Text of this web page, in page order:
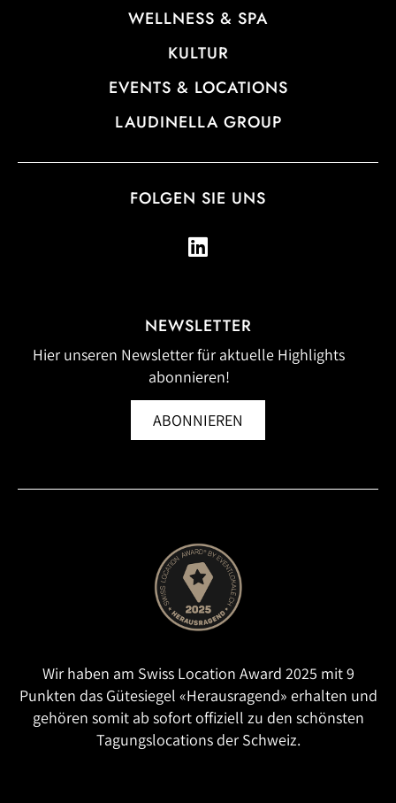
WELLNESS & SPA
KULTUR
EVENTS & LOCATIONS
LAUDINELLA GROUP
FOLGEN SIE UNS
NEWSLETTER
Hier unseren Newsletter für aktuelle Highlights
abonnieren!
ABONNIEREN
Wir haben am Swiss Location Award 2025 mit 9
Punkten das Gütesiegel «Herausragend» erhalten und
gehören somit ab sofort offiziell zu den schönsten
Tagungslocations der Schweiz.